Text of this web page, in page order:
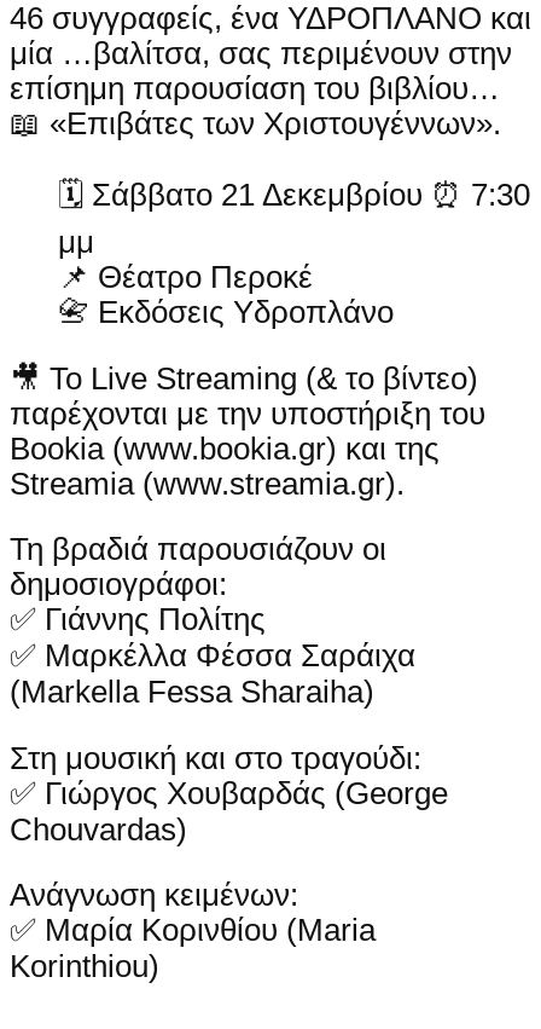
46 συγγραφείς, ένα ΥΔΡΟΠΛΑΝΟ και
μία …βαλίτσα, σας περιμένουν στην
επίσημη παρουσίαση του βιβλίου…
📖 «Επιβάτες των Χριστουγέννων».
🗓 Σάββατο 21 Δεκεμβρίου ⏰ 7:30
μμ
📌 Θέατρο Περοκέ
📇 Εκδόσεις Υδροπλάνο
🎥 Το Live Streaming (& το βίντεο)
παρέχονται με την υποστήριξη του
Bookia (www.bookia.gr) και της
Streamia (www.streamia.gr).
Τη βραδιά παρουσιάζουν οι
δημοσιογράφοι:
✅ Γιάννης Πολίτης
✅ Μαρκέλλα Φέσσα Σαράιχα
(Markella Fessa Sharaiha)
Στη μουσική και στο τραγούδι:
✅ Γιώργος Χουβαρδάς (George
Chouvardas)
Ανάγνωση κειμένων:
✅ Μαρία Κορινθίου (Maria
Korinthiou)